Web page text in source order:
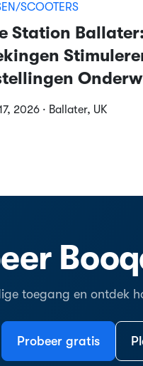
SCOOTERS
Station
2026 · Ballater, UK
toegang en ontdek
Probeer gratis